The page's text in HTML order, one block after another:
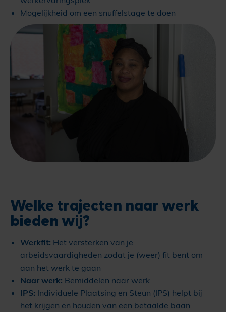
Mogelijkheid om een snuffelstage te doen
Welke trajecten naar werk
bieden wij?
Werkfit: Het versterken van je
arbeidsvaardigheden zodat je (weer) fit bent om
aan het werk te gaan
Naar werk: Bemiddelen naar werk
IPS: Individuele Plaatsing en Steun (IPS) helpt bij
het krijgen en houden van een betaalde baan